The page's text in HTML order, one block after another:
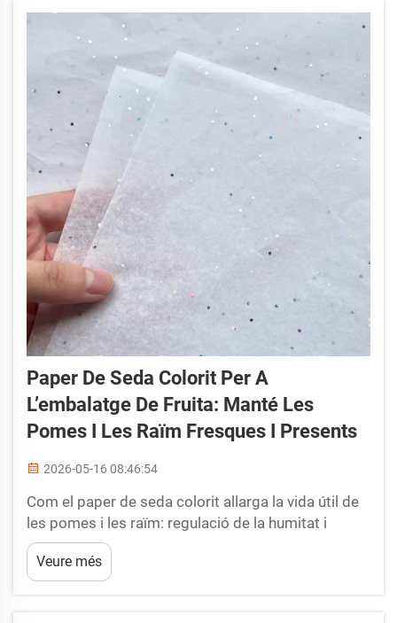
paper de seda de color...
Paper De Seda Colorit Per A
L’embalatge De Fruita: Manté Les
Pomes I Les Raïm Fresques I Presents
2026-05-16 08:46:54
Com el paper de seda colorit allarga la vida útil de
les pomes i les raïm: regulació de la humitat i
mecanismes d’absorció d’etilè. El paper de seda
colorit allarga la vida útil de les pomes i les raïm
principalment mitjançant dos controls fisiològics
Veure més